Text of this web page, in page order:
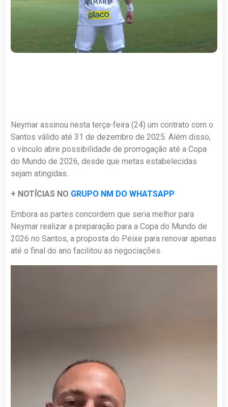
Neymar assinou nesta terça-feira (24) um contrato com o
Santos válido até 31 de dezembro de 2025. Além disso,
o vínculo abre possibilidade de prorrogação até a Copa
do Mundo de 2026, desde que metas estabelecidas
sejam atingidas.
+ NOTÍCIAS NO GRUPO NM DO WHATSAPP
Embora as partes concordem que seria melhor para
Neymar realizar a preparação para a Copa do Mundo de
2026 no Santos, a proposta do Peixe para renovar apenas
até o final do ano facilitou as negociações.